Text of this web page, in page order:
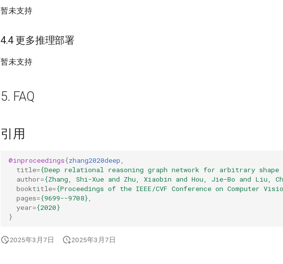
暂未支持
4.4 更多推理部署
暂未支持
5. FAQ
引用
@inproceedings{zhang2020deep
title={Deep relational reasoning graph network for arbitrary
author={Zhang, Shi-Xue and Zhu, Xiaobin and Hou, Jie-Bo and Liu,
booktitle={Proceedings of the IEEE/CVF Conference on Computer
pages={9699--9708}
year={2020}
}
2025年3月7日 2025年3月7日